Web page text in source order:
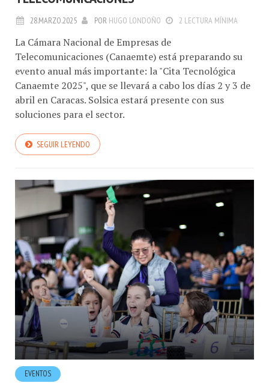
28.MARZO.2025 POR HUGO LONDOÑO 2 LECTURA MÍNIMA
La Cámara Nacional de Empresas de
Telecomunicaciones (Canaemte) está preparando su
evento anual más importante: la "Cita Tecnológica
Canaemte 2025", que se llevará a cabo los días 2 y 3 de
abril en Caracas. Solsica estará presente con sus
soluciones para el sector.
SEGUIR LEYENDO
EVENTOS